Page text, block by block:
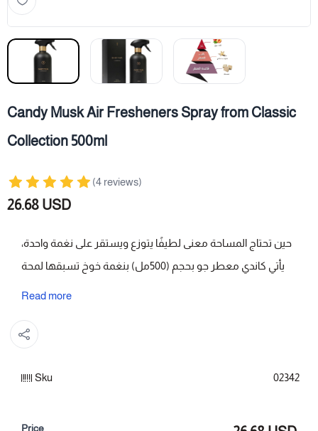
Candy Musk Air Fresheners Spray from Classic
Collection 500ml
(4 reviews)
26.68 USD
حين تحتاج المساحة معنى لطيفًا يتوزع ويستقر على نغمة واحدة،
يأتي كاندي معطر جو بحجم (500مل) بنغمة خوخ تسبقها لمحة
بالمسك لتمنح الرائحة امتدادًا داخل المساحة لتترك الأجواء
Read more
Sku 02342
Price